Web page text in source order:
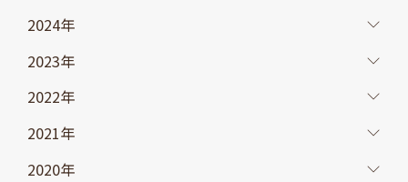
2024年
2023年
2022年
2021年
2020年